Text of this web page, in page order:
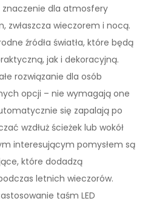
dla atmosfery
zwłaszcza wieczorem i nocą.
źródła światła, które będą
jak i dekoracyjną.
rozwiązanie dla osób
opcji – nie wymagają one
się zapalają po
wzdłuż ścieżek lub wokół
interesującym pomysłem są
które dodadzą
letnich wieczorów.
taśm LED